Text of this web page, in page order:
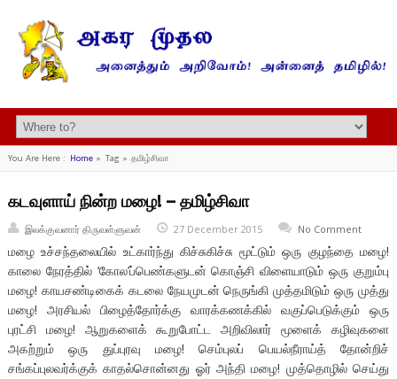
You Are Here : Home» Tag » தமிழ்சிவா
கடவுளாய் நின்ற மழை! – தமிழ்சிவா
இலக்குவனார் திருவள்ளுவன் 27 December 2015 No Comment
மழை உச்சந்தலையில் உட்கார்ந்து கிச்சுகிச்சு மூட்டும் ஒரு குழந்தை மழை!
காலை நேரத்தில் ‘கோல’ப்பெண்களுடன் கொஞ்சி விளையாடும் ஒரு குறும்பு
மழை! காயசண்டிகைக் கடலை நேயமுடன் நெருங்கி முத்தமிடும் ஒரு முத்து
மழை! அரசியல் பிழைத்தோர்க்கு வாரக்கணக்கில் வகுப்பெடுக்கும் ஒரு
புரட்சி மழை! ஆறுகளைக் கூறுபோட்ட அறிவிலார் மூளைக் கழிவுகளை
அகற்றும் ஒரு துப்புரவு மழை! செம்புலப் பெயல்நீராய்த் தோன்றிச்
சங்கப்புலவர்க்குக் காதல்சொன்னது ஓர் அந்தி மழை! முத்தொழில் செய்து